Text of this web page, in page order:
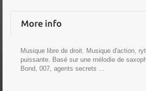
More info
Musique libre de droit. Musique d'action,
puissante. Basé sur une mélodie de
Bond, 007, agents secrets ...